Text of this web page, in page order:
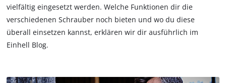
vielfältig eingesetzt werden. Welche Funktionen dir die
verschiedenen Schrauber noch bieten und wo du diese
überall einsetzen kannst, erklären wir dir ausführlich im
Einhell Blog.